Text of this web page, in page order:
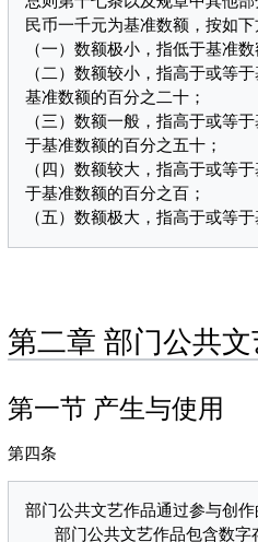
民币一千元为基准数额，按如下
（一）数额极小，指低于基准
（二）数额较小，指高于或等
基准数额的百分之二十；
（三）数额一般，指高于或等
于基准数额的百分之五十；
（四）数额较大，指高于或等
于基准数额的百分之百；
第二章 部门公共文
第一节 产生与使用
第四条
部门公共文艺作品通过参与创作
   部门公共文艺作品包含数字存在和物理存在。